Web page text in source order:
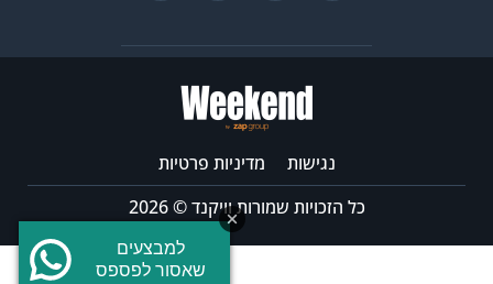
הצטרפו לקבוצת
ה-WhatsApp שלנו
נגישות
מדיניות פרטיות
כל הזכויות שמורות וויקנד © 2026